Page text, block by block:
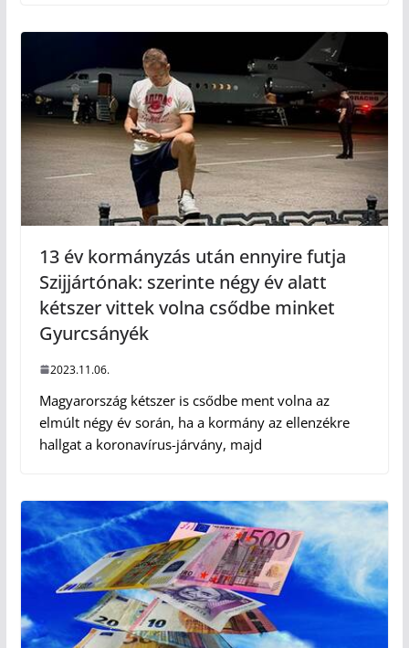
13 év kormányzás után ennyire futja
Szijjártónak: szerinte négy év alatt
kétszer vittek volna csődbe minket
Gyurcsányék
2023.11.06.
Magyarország kétszer is csődbe ment volna az
elmúlt négy év során, ha a kormány az ellenzékre
hallgat a koronavírus-járvány, majd